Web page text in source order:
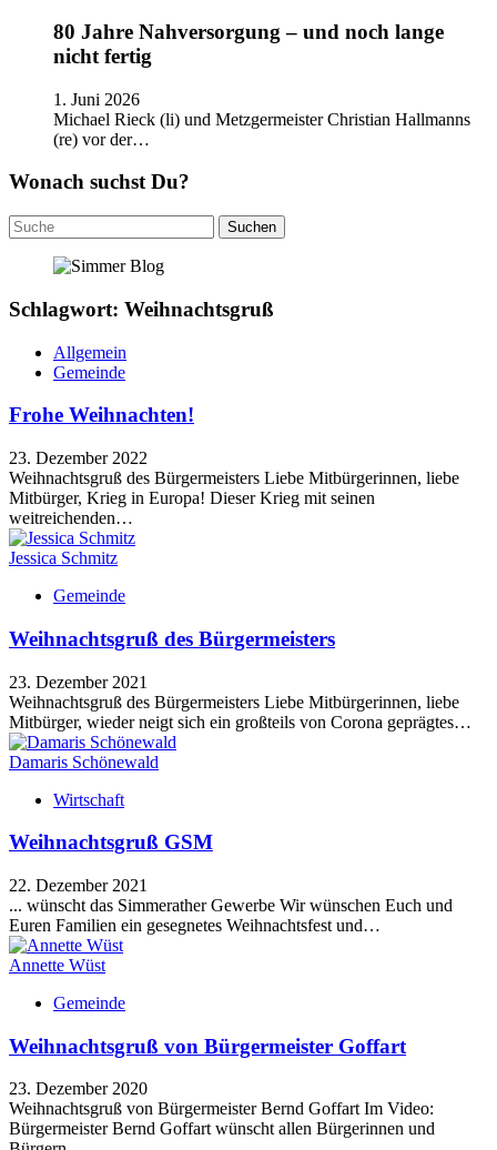
80 Jahre Nahversorgung – und noch lange
nicht fertig
1. Juni 2026
Michael Rieck (li) und Metzgermeister Christian Hallmanns
(re) vor der…
Wonach suchst Du?
Suchen
nach:
Schlagwort: Weihnachtsgruß
Allgemein
Gemeinde
Frohe Weihnachten!
23. Dezember 2022
Weihnachtsgruß des Bürgermeisters Liebe Mitbürgerinnen, liebe
Mitbürger, Krieg in Europa! Dieser Krieg mit seinen
weitreichenden…
Jessica Schmitz
Gemeinde
Weihnachtsgruß des Bürgermeisters
23. Dezember 2021
Weihnachtsgruß des Bürgermeisters Liebe Mitbürgerinnen, liebe
Mitbürger, wieder neigt sich ein großteils von Corona geprägtes…
Damaris Schönewald
Wirtschaft
Weihnachtsgruß GSM
22. Dezember 2021
... wünscht das Simmerather Gewerbe Wir wünschen Euch und
Euren Familien ein gesegnetes Weihnachtsfest und…
Annette Wüst
Gemeinde
Weihnachtsgruß von Bürgermeister Goffart
23. Dezember 2020
Weihnachtsgruß von Bürgermeister Bernd Goffart Im Video:
Bürgermeister Bernd Goffart wünscht allen Bürgerinnen und